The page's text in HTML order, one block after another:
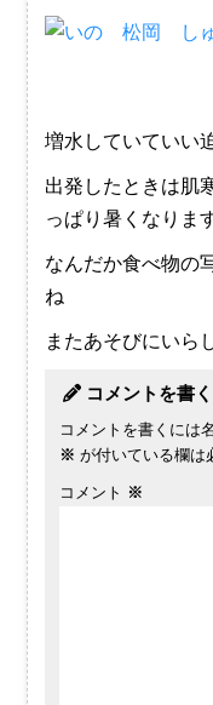
増水していていい
出発したときは肌
っぱり暑くなりま
なんだか食べ物の
ね
またあそびにいら
コメントを書く
コメントを書くには
※ が付いている欄は
コメント ※